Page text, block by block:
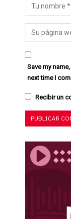
Save my
next time I
Recibir un